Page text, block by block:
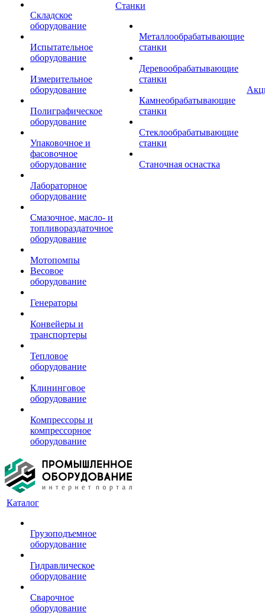
Складское
оборудование
Испытательное
оборудование
Измерительное
оборудование
Полиграфическое
оборудование
Упаковочное и
фасовочное
оборудование
Лабораторное
оборудование
Смазочное, масло- и
топливораздаточное
оборудование
Мотопомпы
Весовое
оборудование
Генераторы
Конвейеры и
транспортеры
Тепловое
оборудование
Клининговое
оборудование
Компрессоры и
компрессорное
оборудование
Станки
Металлообрабатывающие
станки
Деревообрабатывающие
станки
Камнеобрабатывающие
станки
Стеклообрабатывающие
станки
Станочная оснастка
Каталог
Грузоподъемное
оборудование
Гидравлическое
оборудование
Сварочное
оборудование